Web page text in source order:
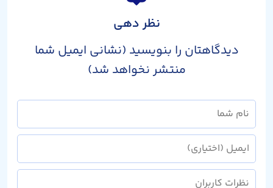
نظر دهی
دیدگاهتان را بنویسید (نشانی ایمیل شما
منتشر نخواهد شد)